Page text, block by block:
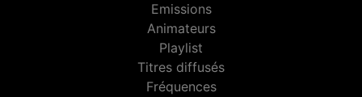
Emissions
Animateurs
Playlist
Titres diffusés
Fréquences